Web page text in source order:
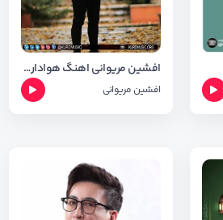
افشین مریوانی اهنگ هواداری توم
افشین مریوانی